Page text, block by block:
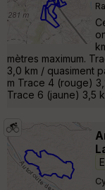
mètres maximum.
3,0 km / quasiment
m Trace 4 (rouge)
Trace 6 (jaune) 3,5